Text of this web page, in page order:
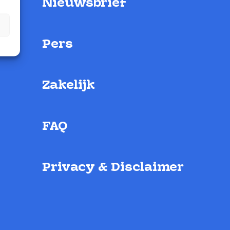
Nieuwsbrief
Pers
Zakelijk
FAQ
Privacy & Disclaimer